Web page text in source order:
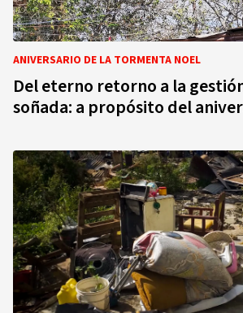
ANIVERSARIO DE LA TORMENTA NOEL
Del eterno retorno a la
soñada: a propósito del